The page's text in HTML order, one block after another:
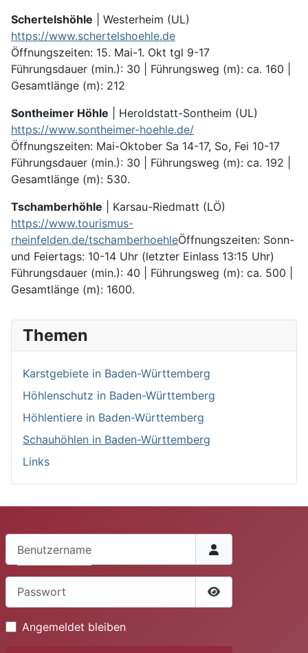
Schertelshöhle | Westerheim (UL)
https://www.schertelshoehle.de
Öffnungszeiten: 15. Mai-1. Okt tgl 9-17
Führungsdauer (min.): 30 | Führungs­weg (m): ca. 160 |
Gesamt­länge (m): 212
Sontheimer Höhle | Heroldstatt-Sontheim (UL)
https://www.sontheimer-hoehle.de/
Öffnungszeiten: Mai-Oktober Sa 14-17, So, Fei 10-17
Führungsdauer (min.): 30 | Führungsweg (m): ca. 192 |
Gesamtlänge (m): 530.
Tschamberhöhle | Karsau-Riedmatt (LÖ)
https://www.tourismus-
rheinfelden.de/tschamberhoehleÖffnungszeiten: Sonn-
und Feiertags: 10-14 Uhr (letzter Einlass 13:15 Uhr)
Führungsdauer (min.): 40 | Führungsweg (m): ca. 500 |
Gesamtlänge (m): 1600.
Themen
Karstgebiete in Baden-Württemberg
Höhlenschutz in Baden-Württemberg
Höhlentiere in Baden-Württemberg
Schauhöhlen in Baden-Württemberg
Links
Passwort
Passwort
Angemeldet bleiben